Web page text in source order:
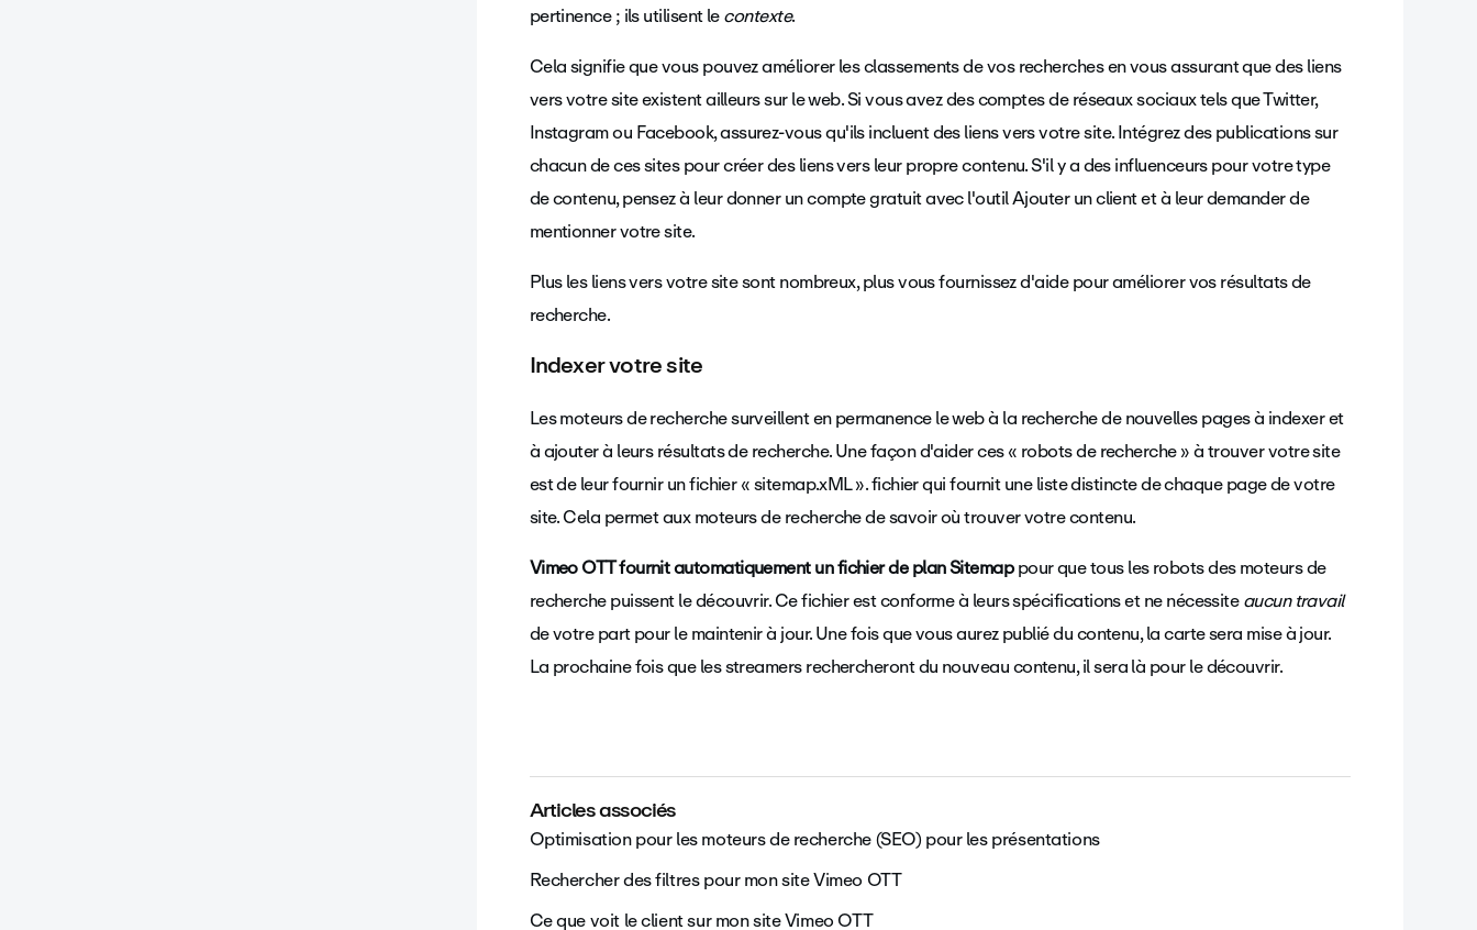
pertinence ; ils utilisent lecontexte.
Cela signifie que vous pouvez améliorer les classements de vos recherches en vous assurant que des liens
vers votre site existent ailleurs sur le web. Si vous avez des comptes de réseaux sociaux tels que Twitter,
Instagram ou Facebook, assurez-vous qu'ils incluent des liens vers votre site. Intégrez des publications sur
chacun de ces sites pour créer des liens vers leur propre contenu. S'il y a des influenceurs pour votre type
de contenu, pensez à leur donner un compte gratuit avecl'outil Ajouter un client et à leur demander de
mentionner votre site.
Plus les liens vers votre site sont nombreux, plus vous fournissez d'aide pour améliorer vos résultats de
recherche.
Indexer votre site
Les moteurs de recherche surveillent en permanence le web à la recherche de nouvelles pages à indexer et
à ajouter à leurs résultats de recherche. Une façon d'aider ces « robots de recherche » à trouver votre site
est de leur fournir un fichier « sitemap.xML ». fichier qui fournit une liste distincte de chaque page de votre
site. Cela permet aux moteurs de recherche de savoir où trouver votre contenu.
Vimeo OTT fournit automatiquement un fichier de plan Sitemappour que tous les robots des moteurs de
recherche puissent le découvrir. Ce fichier est conforme à leurs spécifications et ne nécessiteaucun travail
de votre part pour le maintenir à jour. Une fois que vous aurez publié du contenu, la carte sera mise à jour.
La prochaine fois que les streamers rechercheront du nouveau contenu, il sera là pour le découvrir.
Articles associés
Optimisation pour les moteurs de recherche (SEO) pour les présentations
Rechercher des filtres pour mon site Vimeo OTT
Ce que voit le client sur mon site Vimeo OTT